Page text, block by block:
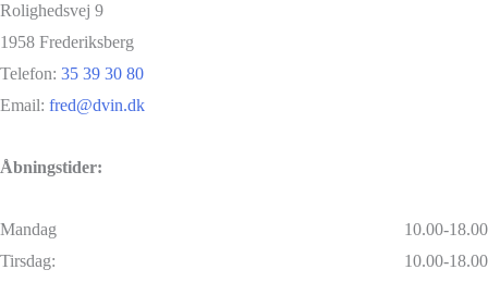
Rolighedsvej 9
1958 Frederiksberg
Telefon: 35 39 30 80
Email: fred@dvin.dk
Åbningstider:
Mandag
10.00-18.00
Tirsdag:
10.00-18.00